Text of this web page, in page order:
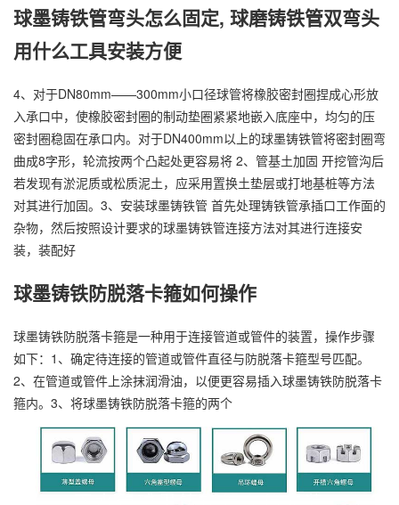
球墨铸铁管弯头怎么固定, 球磨铸铁管双弯头
用什么工具安装方便
4、对于DN80mm——300mm小口径球管将橡胶密封圈捏成心形放
入承口中，使橡胶密封圈的制动垫圈紧紧地嵌入底座中，均匀的压
密封圈稳固在承口内。对于DN400mm以上的球墨铸铁管将密封圈弯
曲成8字形，轮流按两个凸起处更容易将 2、管基土加固 开挖管沟后
若发现有淤泥质或松质泥土，应采用置换土垫层或打地基桩等方法
对其进行加固。3、安装球墨铸铁管 首先处理铸铁管承插口工作面的
杂物，然后按照设计要求的球墨铸铁管连接方法对其进行连接安
装，装配好
球墨铸铁防脱落卡箍如何操作
球墨铸铁防脱落卡箍是一种用于连接管道或管件的装置，操作步骤
如下：1、确定待连接的管道或管件直径与防脱落卡箍型号匹配。
2、在管道或管件上涂抹润滑油，以便更容易插入球墨铸铁防脱落卡
箍内。3、将球墨铸铁防脱落卡箍的两个